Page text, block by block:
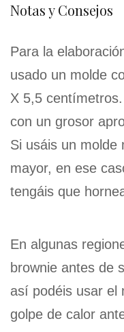
Notas y Consejos
Para la
usado un molde
X 5,5
con un grosor
Si usáis un molde
mayor, en ese
tengáis que
En algunas
brownie antes de
así podéis usar el
golpe de calor